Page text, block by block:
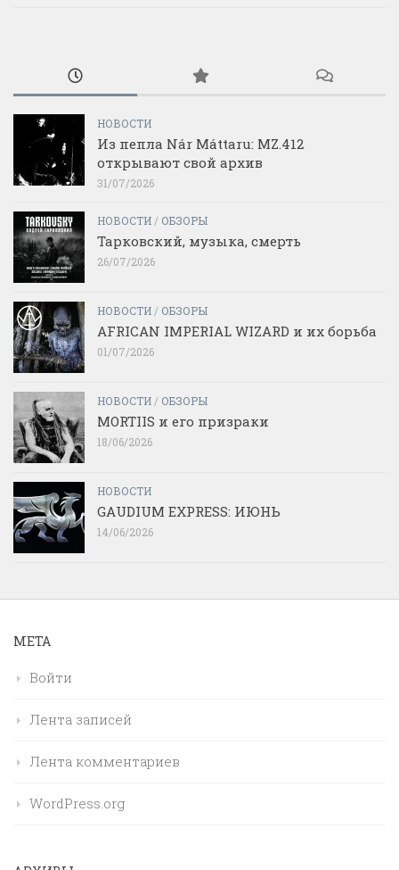
НОВОСТИ
Из пепла Nár Máttaru: MZ.412
открывают свой архив
31/07/2026
НОВОСТИ/ ОБЗОРЫ
Тарковский, музыка, смерть
26/07/2026
НОВОСТИ/ ОБЗОРЫ
AFRICAN IMPERIAL WIZARD и их борьба
01/07/2026
НОВОСТИ/ ОБЗОРЫ
MORTIIS и его призраки
18/06/2026
НОВОСТИ
GAUDIUM EXPRESS: ИЮНЬ
14/06/2026
МЕТА
Войти
Лента записей
Лента комментариев
WordPress.org